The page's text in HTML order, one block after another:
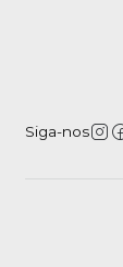
Siga-nos